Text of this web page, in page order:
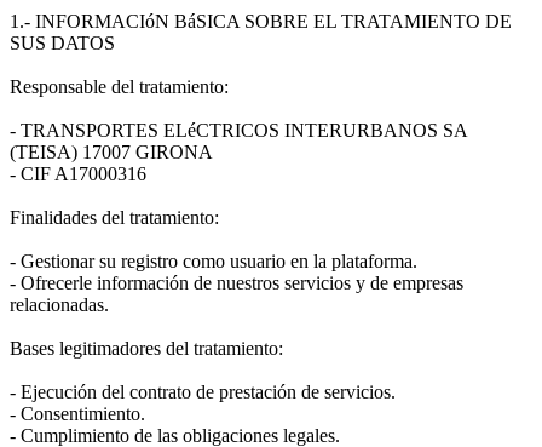
1.- INFORMACIóN BáSICA SOBRE EL TRATAMIENTO DE
SUS DATOS
Responsable del tratamiento:
- TRANSPORTES ELéCTRICOS INTERURBANOS SA
(TEISA) 17007 GIRONA
- CIF A17000316
Finalidades del tratamiento:
- Gestionar su registro como usuario en la plataforma.
- Ofrecerle información de nuestros servicios y de empresas
relacionadas.
Bases legitimadores del tratamiento:
- Ejecución del contrato de prestación de servicios.
- Consentimiento.
- Cumplimiento de las obligaciones legales.